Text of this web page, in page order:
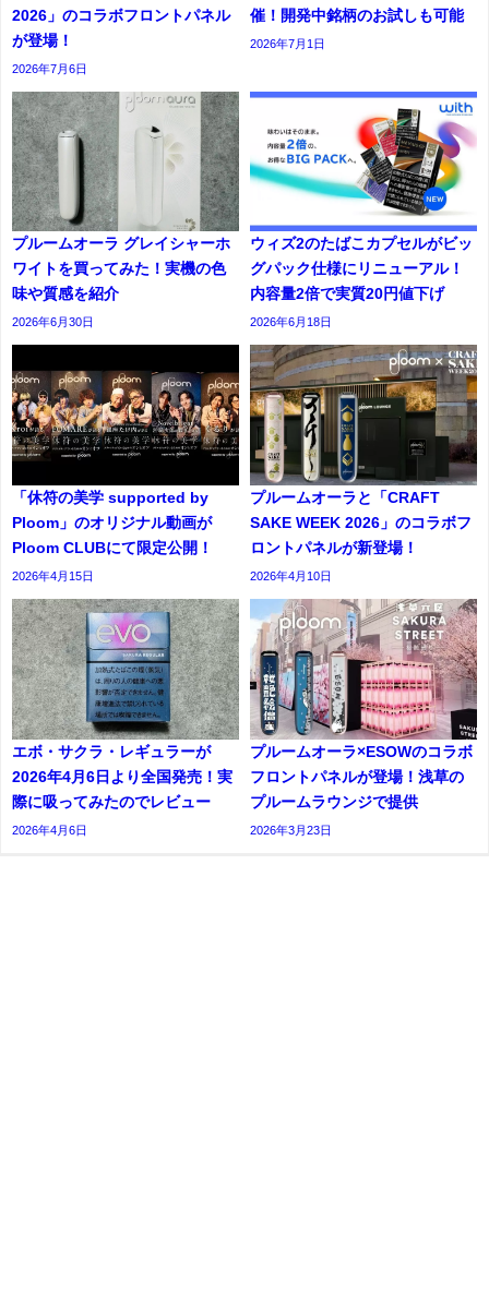
2026」のコラボフロントパネル
が登場！
2026年7月6日
催！開発中銘柄のお試しも可能
2026年7月1日
プルームオーラ グレイシャーホ
ワイトを買ってみた！実機の色
味や質感を紹介
2026年6月30日
ウィズ2のたばこカプセルがビッ
グパック仕様にリニューアル！
内容量2倍で実質20円値下げ
2026年6月18日
「休符の美学 supported by
Ploom」のオリジナル動画が
Ploom CLUBにて限定公開！
2026年4月15日
プルームオーラと「CRAFT
SAKE WEEK 2026」のコラボフ
ロントパネルが新登場！
2026年4月10日
エボ・サクラ・レギュラーが
2026年4月6日より全国発売！実
際に吸ってみたのでレビュー
2026年4月6日
プルームオーラ×ESOWのコラボ
フロントパネルが登場！浅草の
プルームラウンジで提供
2026年3月23日